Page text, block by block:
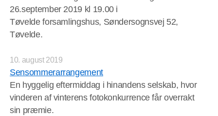
26.september 2019 kl 19.00 i
Tøvelde forsamlingshus, Søndersognsvej 52,
Tøvelde.
10. august 2019
Sensommerarrangement
En hyggelig eftermiddag i hinandens selskab, hvor
vinderen af vinterens fotokonkurrence får overrakt
sin præmie.